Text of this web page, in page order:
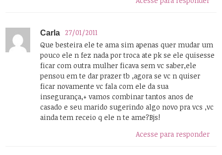
Carla
27/01/2011
Que besteira ele te ama sim apenas quer mudar um
pouco ele n fez nada por troca ate pk se ele quisesse
ficar com outra mulher ficava sem vc saber,ele
pensou em te dar prazer tb ,agora se vc n quiser
ficar novamente vc fala com ele da sua
insegurança,+ vamos combinar tantos anos de
casado e seu marido sugerindo algo novo pra vcs ,vc
ainda tem receio q ele n te ame?Bjs!
Acesse para responder